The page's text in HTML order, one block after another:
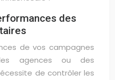
des
de vos campagnes
agences ou des
de contrôler les